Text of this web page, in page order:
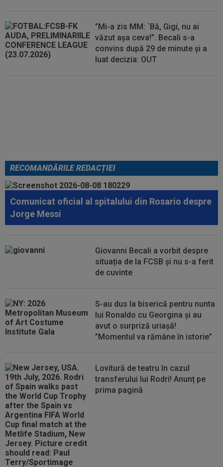
”Mi-a zis MM: `Bă, Gigi, nu ai
văzut așa ceva!”. Becali s-a
convins după 29 de minute și a
luat decizia: OUT
RECOMANDĂRILE REDACȚIEI
Comunicat oficial al spitalului din Rosario despre
Jorge Messi
Giovanni Becali a vorbit despre
situația de la FCSB și nu s-a ferit
de cuvinte
S-au dus la biserică pentru nunta
lui Ronaldo cu Georgina și au
avut o surpriză uriașă!
”Momentul va rămâne în istorie”
Lovitură de teatru în cazul
transferului lui Rodri! Anunț pe
prima pagină